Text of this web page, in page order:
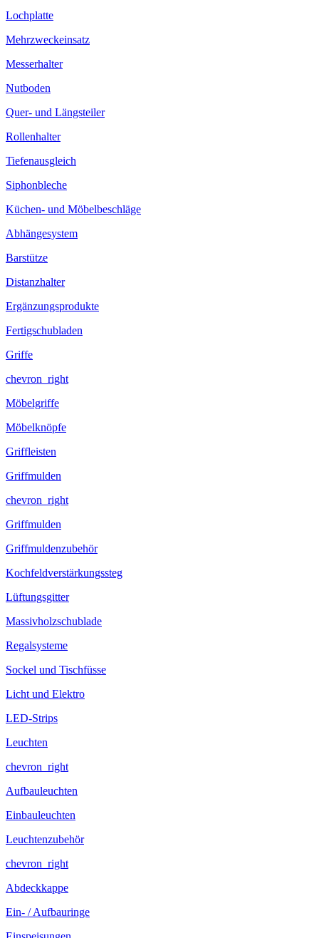
Lochplatte
Mehrzweckeinsatz
Messerhalter
Nutboden
Quer- und Längsteiler
Rollenhalter
Tiefenausgleich
Siphonbleche
Küchen- und Möbelbeschläge
Abhängesystem
Barstütze
Distanzhalter
Ergänzungsprodukte
Fertigschubladen
Griffe
chevron_right
Möbelgriffe
Möbelknöpfe
Griffleisten
Griffmulden
chevron_right
Griffmulden
Griffmuldenzubehör
Kochfeldverstärkungssteg
Lüftungsgitter
Massivholzschublade
Regalsysteme
Sockel und Tischfüsse
Licht und Elektro
LED-Strips
Leuchten
chevron_right
Aufbauleuchten
Einbauleuchten
Leuchtenzubehör
chevron_right
Abdeckkappe
Ein- / Aufbauringe